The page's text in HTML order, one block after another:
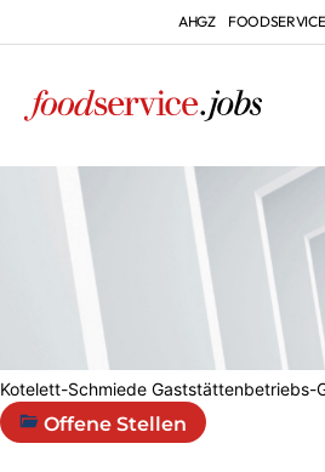
AHGZ FOODSERVICE
Kotelett-Schmiede Gaststättenbetriebs-
Offene Stellen